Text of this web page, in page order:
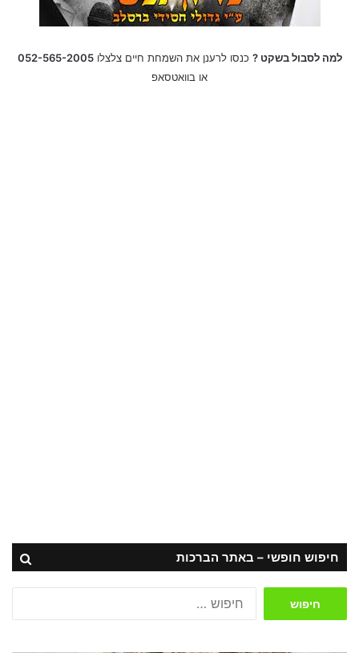
למה לסבול בשקט ? כנסו לרענן את השמחת חיים צלצלו052-565-2005
או בוואטסאפ
חיפוש חופשי – באתר הברכות